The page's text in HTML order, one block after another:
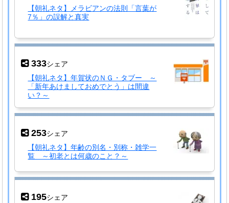
【朝礼ネタ】メラビアンの法則「言葉が
7％」の誤解と真実
333シェア
【朝礼ネタ】年賀状のＮＧ・タブー ～
「新年あけましておめでとう」は間違
い？～
253シェア
【朝礼ネタ】年齢の別名・別称・雑学一
覧 ～初老とは何歳のこと？～
195シェア